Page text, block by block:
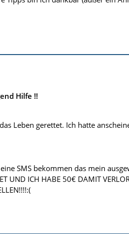
Hilfe !!
Leben gerettet. Ich hatte
SMS bekommen das mein
UND ICH HABE 50€ DAMIT